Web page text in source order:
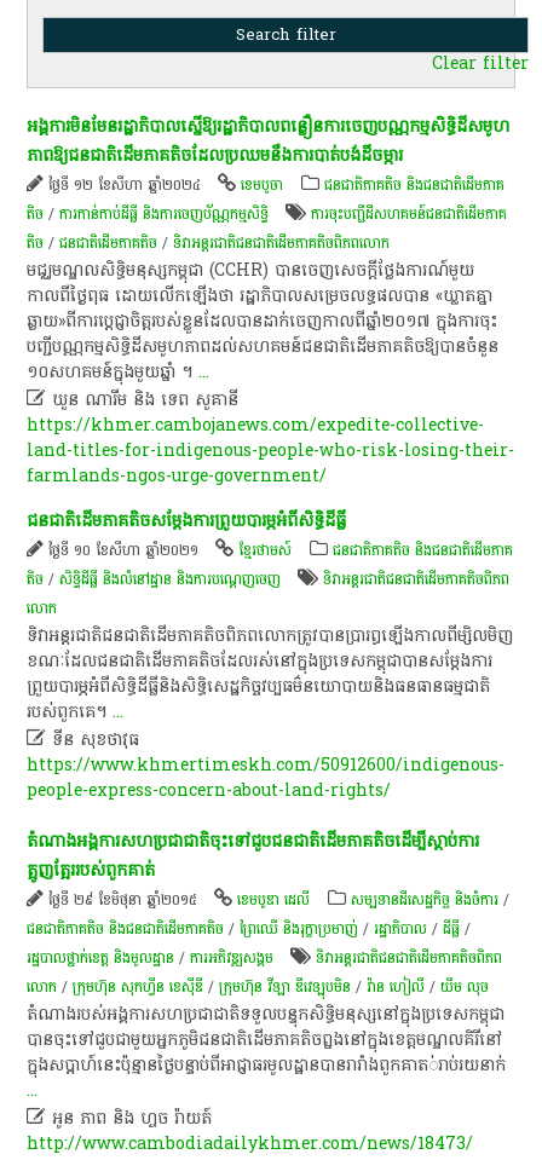
Clear filter
អង្គការ​មិនមែនរដ្ឋាភិបាល​ស្នើ​ឱ្យរដ្ឋាភិបាល​ពន្លឿន​ការចេញ​បណ្ណ​កម្មសិទ្ធិ​ដីសមូហ
ភាព​​ឱ្យ​ជនជាតិ​ដើម​ភាគតិច​ដែល​ប្រឈមនឹងការបាត់បង់​ដី​ចម្ការ
ថ្ងៃទី ១២ ខែសីហា ឆ្នាំ២០២៤ ខេ​ម​បូ​ចា
ជនជាតិភាគតិច និងជនជាតិដើមភាគ
តិច /ការកាន់កាប់​ដីធ្លី និង​ការចេញ​ប័ណ្ណកម្មសិទ្ធិ​
ការ​ចុះបញ្ជី​ដី​សហគមន៍​ជនជាតិ​ដើម​ភាគ
តិច​ /ជនជាតិ​ដើម​ភាគតិច​ /ទិវា​អន្តរជាតិ​ជនជាតិ​ដើម​ភាគ​តិច​ពិភព​លោក​
មជ្ឈមណ្ឌល​សិទ្ធិ​មនុស្ស​កម្ពុជា (CCHR) បានចេញសេចក្តីថ្លែងការណ៍មួយ
កាលពីថ្ងៃពុធ ដោយលើកឡើងថា រដ្ឋាភិបាល​​សម្រេចលទ្ធផល​បាន ​«ឃ្លាតគ្នា
ឆ្ងាយ»ពីការប្តេជ្ញាចិត្តរបស់ខ្លួន​ដែល​បាន​ដាក់​ចេញ​កាលពីឆ្នាំ២០១៧ ក្នុង​ការ​ចុះ
បញ្ជីបណ្ណ​កម្មសិទ្ធិ​ដី​សមូហភាព​​​ដល់សហគមន៍​ជនជាតិដើមភាគតិចឱ្យបាន​ចំនួន
១០សហគមន៍​ក្នុង​មួយឆ្នាំ ។...
 ឃួន ណារីម​ និង ទេព សួគានី
https://khmer.cambojanews.com/expedite-collective-
land-titles-for-indigenous-people-who-risk-losing-their-
farmlands-ngos-urge-government/
ជនជាតិ​ដើម​ភាគតិច​សម្តែង​ការ​ព្រួយបារម្ភ​អំពី​សិទ្ធិ​ដីធ្លី​
ថ្ងៃទី ១០ ខែសីហា ឆ្នាំ២០២១ ខ្មែរថាមស៍
ជនជាតិភាគតិច និងជនជាតិដើមភាគ
តិច /សិទិ្ធដីធ្លី និងលំនៅដ្ឋាន និងការបណ្តេញចេញ
ទិវា​អន្តរជាតិ​ជនជាតិ​ដើម​ភាគ​តិច​ពិភព​
លោក​
​ទិវា​អន្តរជាតិ​ជនជាតិ​ដើម​ភាគតិច​ពិភពលោក​ត្រូវ​បាន​ប្រារព្ធ​ឡើង​កាលពី​ម្សិលមិញ​
ខណៈ​ដែល​ជនជាតិ​ដើម​ភាគតិច​ដែល​រស់នៅ​ក្នុង​ប្រទេស​កម្ពុជា​បាន​សម្តែង​ការ​
ព្រួយបារម្ភ​អំពី​សិទ្ធិ​ដីធ្លី​និង​សិទ្ធិ​សេដ្ឋកិច្ច​វប្បធម៌​នយោបាយ​និង​ធនធានធម្មជាតិ​
របស់​ពួក​គេ​។​...
 ទី​ន​ សុខ​ថា​វុ​ធ​
https://www.khmertimeskh.com/50912600/indigenous-
people-express-concern-about-land-rights/
តំណាង​អង្គការ​សហប្រជាជាតិចុះ​ទៅ​ជួប​ជនជាតិដើម​ភាគតិច​ដើម្បី​ស្ដាប់​ការ​
ត្អូញត្អែរ​របស់ពួកគាត់​
ថ្ងៃទី ២៩ ខែមិថុនា ឆ្នាំ២០១៥ ខេមបូឌា ដេលី សម្បទានដីសេដ្ឋកិច្ច និងចំការ /
ជនជាតិភាគតិច និងជនជាតិដើមភាគតិច /ព្រៃឈើ និងរុក្ខាប្រមាញ់ /រដ្ឋាភិបាល /ដីធ្លី /
រដ្ឋបាលថ្នាក់ខេត្ត និងមូលដ្ឋាន /ការ​អភិវឌ្ឍ​សង្គម
ទិវា​អន្តរជាតិ​ជនជាតិ​ដើម​ភាគ​តិច​ពិភព​
លោក​ /ក្រុមហ៊ុន សុកហ្វីន ខេស៊ីឌី /ក្រុមហ៊ុន វីឡា ឌឹវេឡុបមិន /វ៉ាន​​​ ហៀលី /យឹម លុច​
តំណាង​របស់​អង្គការ​សហប្រជាជាតិ​​ទទួល​បន្ទុក​សិទ្ធិ​មនុស្ស​​នៅ​ក្នុង​ប្រទេស​កម្ពុជា
បាន​ចុះទៅ​ជួប​ជាមួយ​អ្នក​ភូមិ​ជនជាតិ​ដើម​ភាគ​តិច​ព្នង​នៅ​ក្នុង​ខេត្ត​មណ្ឌល​គិរី​នៅ​
ក្នុង​សប្ដាហ៍​នេះ​ប៉ុន្មាន​ថ្ងៃ​បន្ទាប់ពី​អាជ្ញាធរ​មូលដ្ឋាន​បាន​រារាំង​ពួកគាត​់​រាប់​រយ​នាក់
...
 អូន ភាព និង ហ្ចច រ៉ាយត៍
http://www.cambodiadailykhmer.com/news/18473/